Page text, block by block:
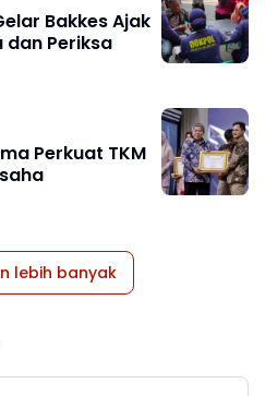
Bakkes Ajak
dan Periksa
Perkuat TKM
lebih banyak